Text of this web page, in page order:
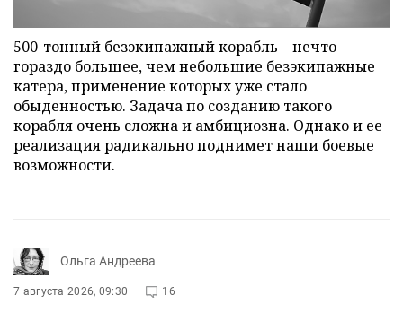
500-тонный безэкипажный корабль – нечто
гораздо большее, чем небольшие безэкипажные
катера, применение которых уже стало
обыденностью. Задача по созданию такого
корабля очень сложна и амбициозна. Однако и ее
реализация радикально поднимет наши боевые
возможности.
Ольга Андреева
7 августа 2026, 09:30 16